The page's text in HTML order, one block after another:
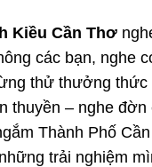
Kiều Cần Thơ
các bạn, nghe
thử thưởng thức
thuyền – nghe đờn
Thành Phố
trải nghiệm